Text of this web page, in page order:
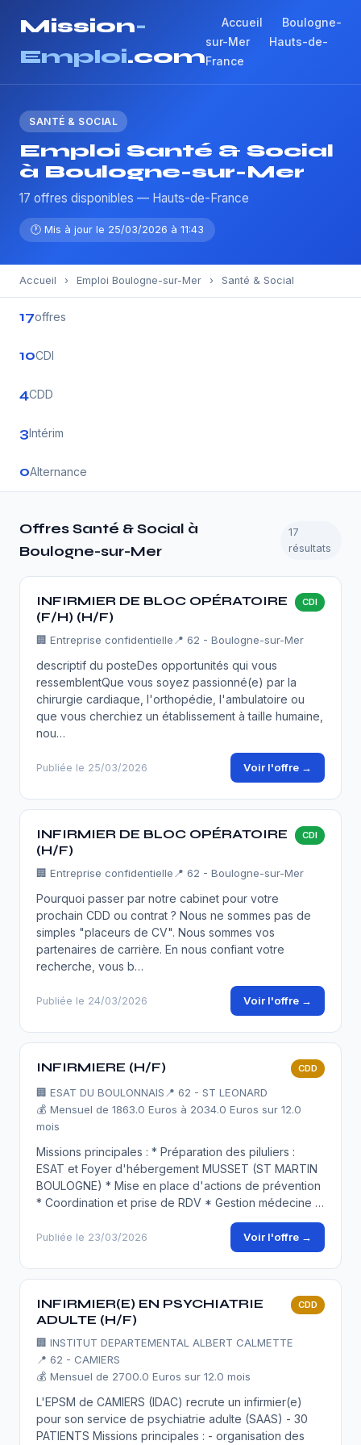
Mission-
Emploi.com
Accueil
Boulogne-
sur-Mer
Hauts-de-
France
SANTÉ & SOCIAL
Emploi Santé & Social
à Boulogne-sur-Mer
17 offres disponibles — Hauts-de-France
🕐 Mis à jour le 25/03/2026 à 11:43
Accueil › Emploi Boulogne-sur-Mer › Santé & Social
17offres
10CDI
4CDD
3Intérim
0Alternance
Offres Santé & Social à
Boulogne-sur-Mer
17
résultats
INFIRMIER DE BLOC OPÉRATOIRE
(F/H) (H/F)
CDI
🏢 Entreprise confidentielle 📍 62 - Boulogne-sur-Mer
descriptif du posteDes opportunités qui vous
ressemblentQue vous soyez passionné(e) par la
chirurgie cardiaque, l'orthopédie, l'ambulatoire ou
que vous cherchiez un établissement à taille humaine,
nou…
Publiée le 25/03/2026 Voir l'offre →
INFIRMIER DE BLOC OPÉRATOIRE
(H/F)
CDI
🏢 Entreprise confidentielle 📍 62 - Boulogne-sur-Mer
Pourquoi passer par notre cabinet pour votre
prochain CDD ou contrat ? Nous ne sommes pas de
simples "placeurs de CV". Nous sommes vos
partenaires de carrière. En nous confiant votre
recherche, vous b…
Publiée le 24/03/2026 Voir l'offre →
INFIRMIERE (H/F) CDD
🏢 ESAT DU BOULONNAIS 📍 62 - ST LEONARD
💰 Mensuel de 1863.0 Euros à 2034.0 Euros sur 12.0
mois
Missions principales : * Préparation des piluliers :
ESAT et Foyer d'hébergement MUSSET (ST MARTIN
BOULOGNE) * Mise en place d'actions de prévention
* Coordination et prise de RDV * Gestion médecine …
Publiée le 23/03/2026 Voir l'offre →
INFIRMIER(E) EN PSYCHIATRIE
ADULTE (H/F)
CDD
🏢 INSTITUT DEPARTEMENTAL ALBERT CALMETTE
📍 62 - CAMIERS
💰 Mensuel de 2700.0 Euros sur 12.0 mois
L'EPSM de CAMIERS (IDAC) recrute un infirmier(e)
pour son service de psychiatrie adulte (SAAS) - 30
PATIENTS Missions principales : - organisation des